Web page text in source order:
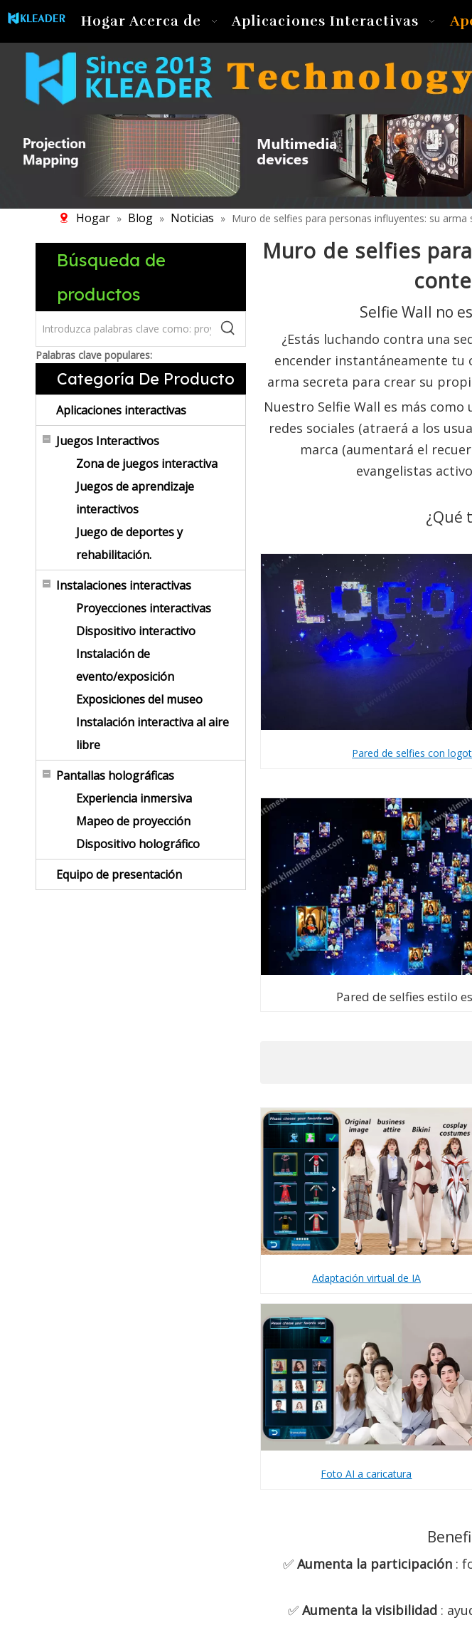
Hogar Acerca de Aplicaciones Interactivas
Hogar » Blog » Noticias » Muro de selfies para personas influyentes: su
Búsqueda de
productos
Palabras clave populares:
Categoría De Producto
Aplicaciones interactivas
Juegos Interactivos
Zona de juegos interactiva
Juegos de aprendizaje
interactivos
Juego de deportes y
rehabilitación.
Instalaciones interactivas
Proyecciones interactivas
Dispositivo interactivo
Instalación de
evento/exposición
Exposiciones del museo
Instalación interactiva al aire
libre
Pantallas holográficas
Experiencia inmersiva
Mapeo de proyección
Dispositivo holográfico
Equipo de presentación
Muro de selfies
Selfie Wall no
¿Estás luchando contra una
encender instantáneamente tu
arma secreta para crear su
Nuestro Selfie Wall es más
redes sociales (atraerá a los
marca (aumentará el
evangelistas
¿Qué
Pared de selfies con
Pared de selfies estilo
Adaptación virtual de IA
Foto AI a caricatura
✅ Aumenta la participación :
✅ Aumenta la visibilidad :